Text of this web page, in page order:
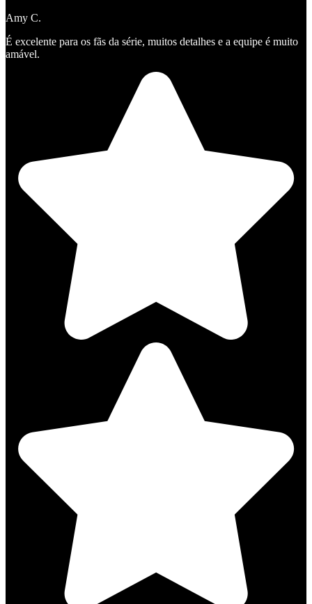
Amy C.
É excelente para os fãs da série, muitos detalhes e a equipe é muito
amável.